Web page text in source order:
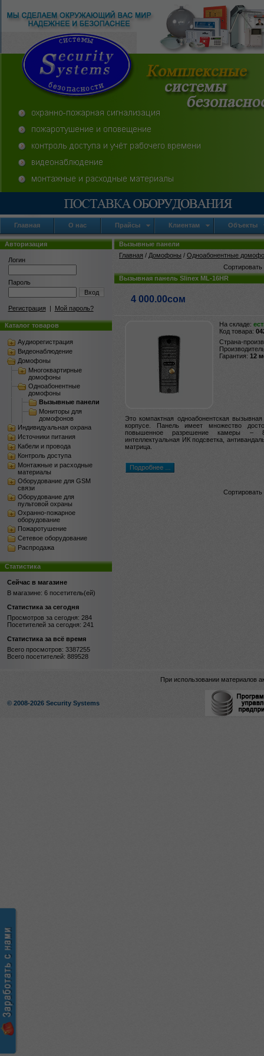
Главная О нас Прайсы Клиентам Объекты
Авторизация
Логин
Пароль
Вход
Регистрация | Мой пароль?
Каталог товаров
Аудиорегистрация
Видеонаблюдение
Домофоны
Многоквартирные
домофоны
Одноабонентные
домофоны
Вызывные панели
Мониторы для
домофонов
Индивидуальная охрана
Источники питания
Кабели и провода
Контроль доступа
Монтажные и расходные
материалы
Оборудование для GSM
связи
Оборудование для
пультовой охраны
Охранно-пожарное
оборудование
Пожаротушение
Сетевое оборудование
Распродажа
Статистика
Сейчас в магазине
В магазине: 6 посетитель(ей)
Статистика за сегодня
Просмотров за сегодня: 284
Посетителей за сегодня: 241
Статистика за всё время
Всего просмотров: 3387255
Всего посетителей: 889528
Вызывные панели
Главная / Домофоны / Одноабонентные
Вызывная панель Slinex ML-16HR
4 000.00сом
На складе:
Код товара:
Страна-
Гарантия: 12
Это компактная одноабонентская
корпусе. Панель имеет множество
повышенное разрешение камеры –
интеллектуальная ИК подсветка,
матрица.
При использовании материалов
© 2008-2026 Security Systems